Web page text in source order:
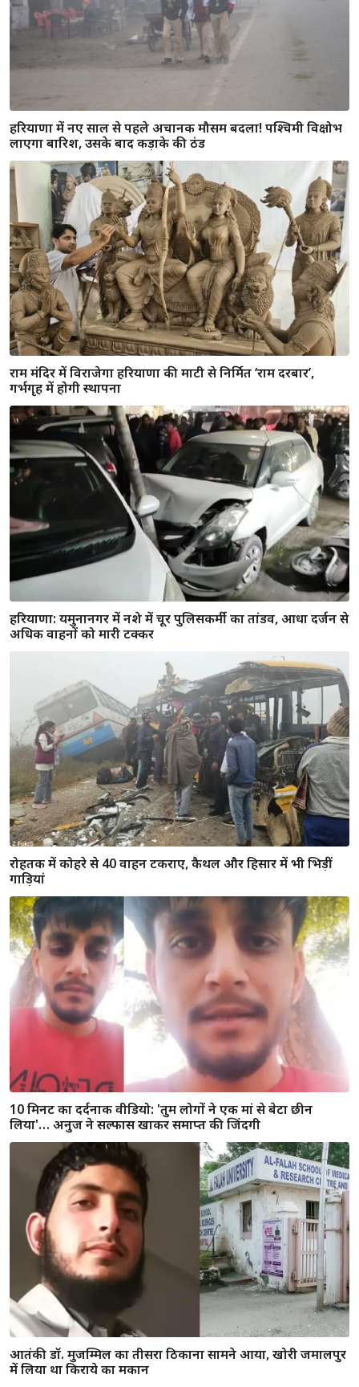
हरियाणा में कार बचाने के चक्कर में रोडवेज बस पलटी, 50 यात्री थे
सवार; 15 घायल
गुरुग्राम: सेक्टर-37 में मिला क्षत-विक्षत शव, हाथ-पैर बांधकर की गई
हत्या, पत्नी और मामा पर हत्या का शक
JP अध्यक्ष अजय चौटाला का भड़काऊ बयान, बोले– भारत में भी
बांग्लादेश-नेपाल जैसा आंदोलन जरूरी
हरियाणा में नए साल से पहले अचानक मौसम बदला! पश्चिमी विक्षोभ
लाएगा बारिश, उसके बाद कड़ाके की ठंड
राम मंदिर में विराजेगा हरियाणा की माटी से निर्मित ‘राम दरबार’,
गर्भगृह में होगी स्थापना
हरियाणा: यमुनानगर में नशे में चूर पुलिसकर्मी का तांडव, आधा दर्जन से
अधिक वाहनों को मारी टक्कर